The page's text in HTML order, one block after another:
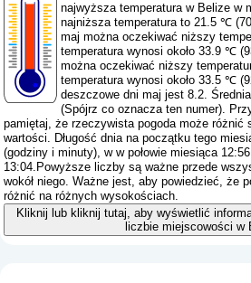
najwyższa temperatura w Belize
najniższa temperatura to 21.5 ℃
maj można oczekiwać niższy
temperatura wynosi około 33.9 ℃
można oczekiwać niższy
temperatura wynosi około 33.5 ℃
deszczowe dni maj jest 8.2.
(Spójrz co oznacza ten numer).
pamiętaj, że rzeczywista pogoda może różnić
wartości. Długość dnia na początku tego
(godziny i minuty), w w połowie miesiąca
13:04.Powyższe liczby są ważne przede
wokół niego. Ważne jest, aby powiedzieć, że
różnić na różnych wysokościach.
Kliknij lub kliknij tutaj, aby wyświetlić
liczbie miejscowości w